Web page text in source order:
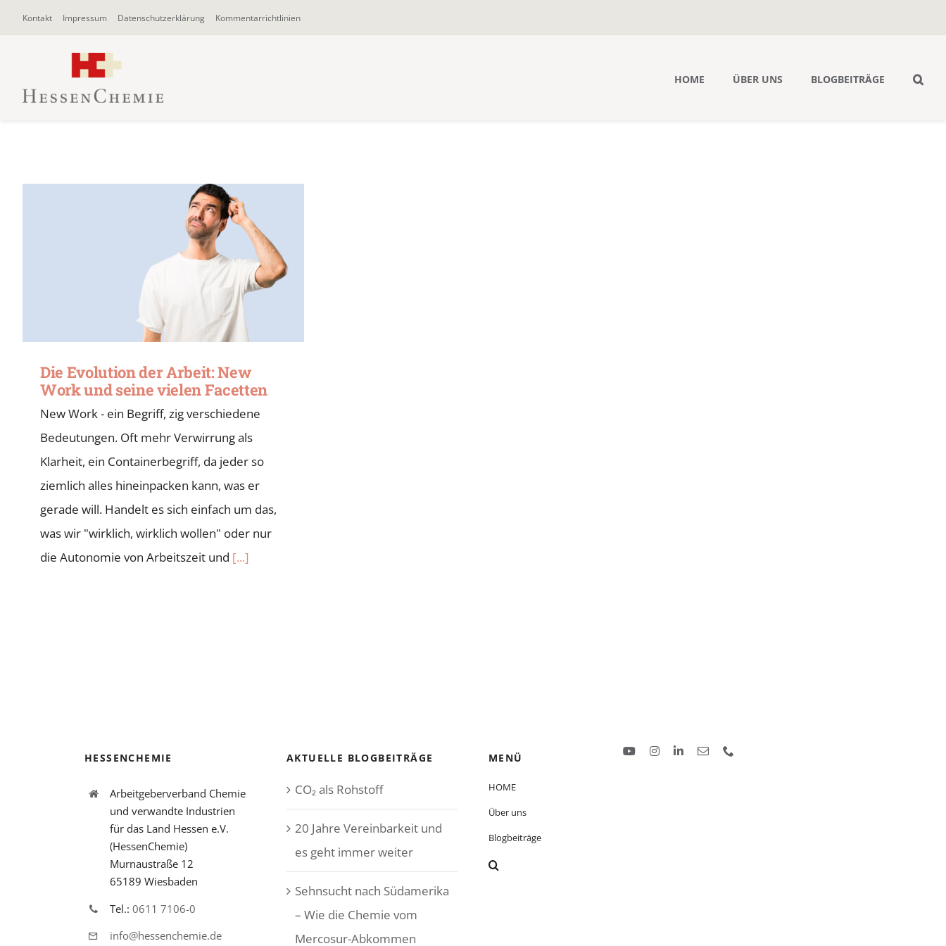
ZumKontakt Impressum Datenschutzerklärung Kommentarrichtlinien
HOME ÜBER UNS BLOGBEITRÄGE
Die Evolution der Arbeit: New
Work und seine vielen Facetten
New Work - ein Begriff, zig verschiedene
Bedeutungen. Oft mehr Verwirrung als
Klarheit, ein Containerbegriff, da jeder so
ziemlich alles hineinpacken kann, was er
gerade will. Handelt es sich einfach um das,
was wir "wirklich, wirklich wollen" oder nur
die Autonomie von Arbeitszeit und [...]
HESSENCHEMIE
Arbeitgeberverband Chemie
und verwandte Industrien
für das Land Hessen e.V.
(HessenChemie)
Murnaustraße 12
65189 Wiesbaden
Tel.: 0611 7106-0
info@hessenchemie.de
AKTUELLE BLOGBEITRÄGE
CO₂ als Rohstoff
20 Jahre Vereinbarkeit und
es geht immer weiter
Sehnsucht nach Südamerika
– Wie die Chemie vom
Mercosur-Abkommen
MENÜ
HOME
Über uns
Blogbeiträge